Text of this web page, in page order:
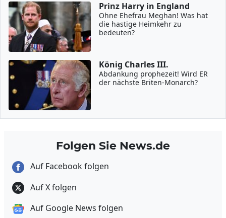
Prinz Harry in England
Ohne Ehefrau Meghan! Was hat
die hastige Heimkehr zu
bedeuten?
König Charles III.
Abdankung prophezeit! Wird ER
der nächste Briten-Monarch?
Folgen Sie News.de
Auf Facebook folgen
Auf X folgen
Auf Google News folgen